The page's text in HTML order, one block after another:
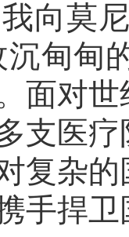
向莫
沉甸甸
面对
支医
复杂
手捍